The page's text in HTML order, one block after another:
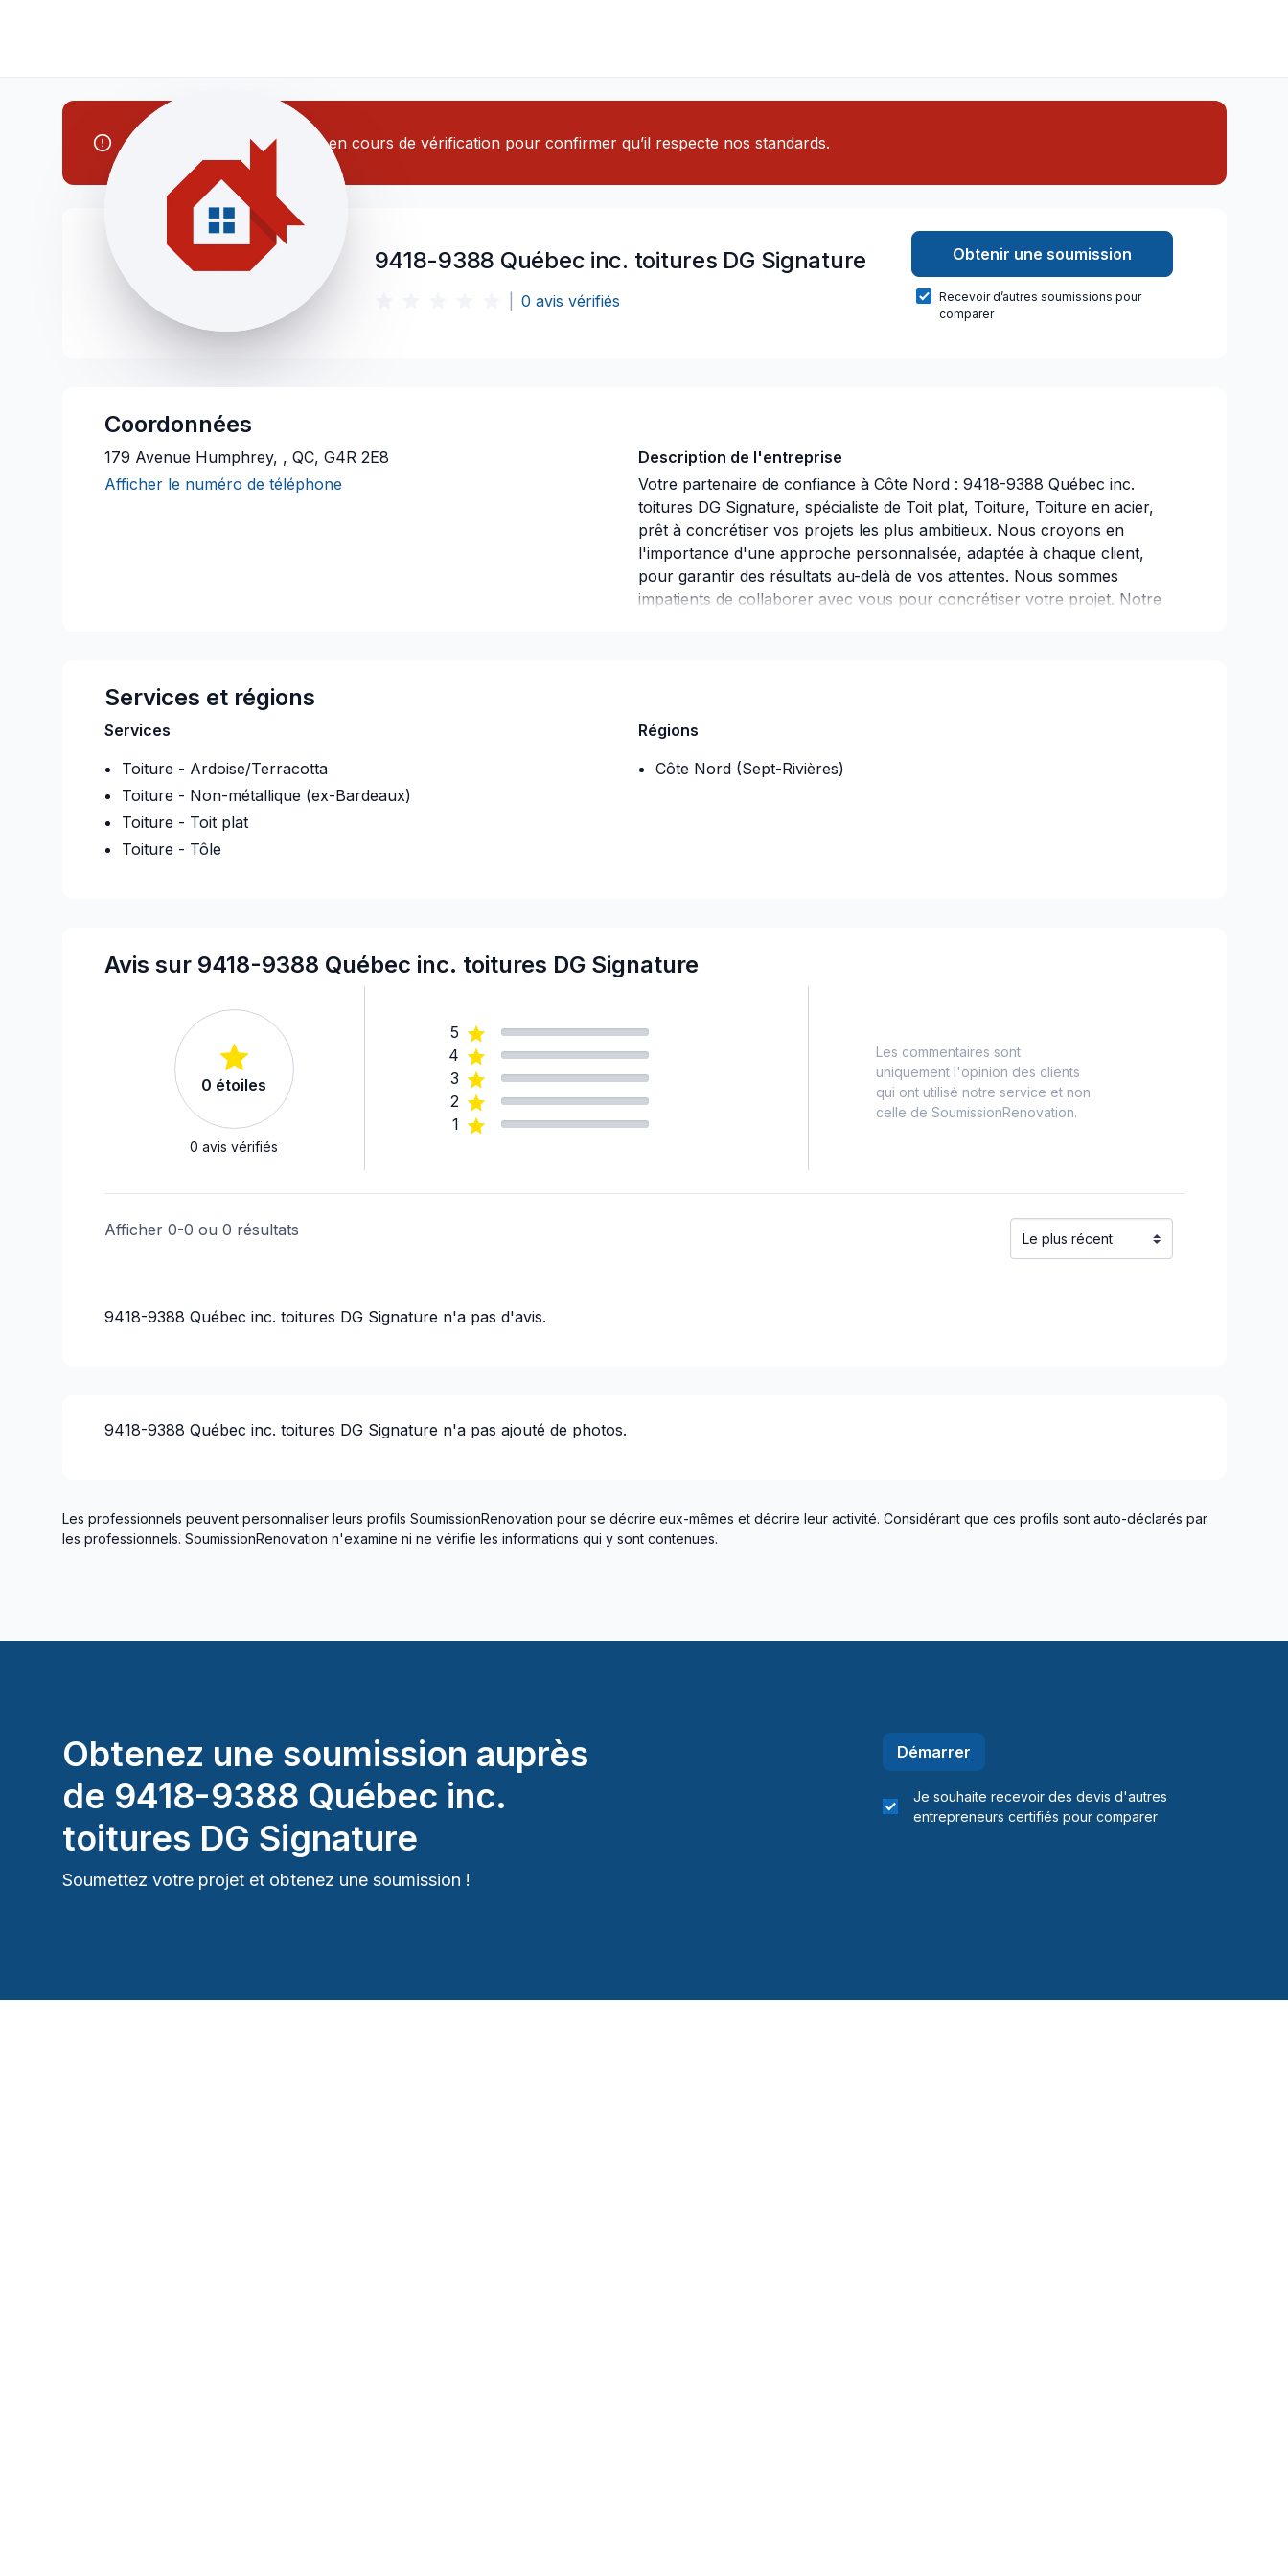
Note: Cet entrepreneur est en cours de vérification pour confirmer qu’il respecte nos standards.
9418-9388 Québec inc. toitures DG Signature
0 avis vérifiés
Obtenir une soumission
Recevoir d’autres soumissions pour
comparer
Coordonnées
179 Avenue Humphrey, , QC, G4R 2E8
Afficher le numéro de téléphone
Description de l'entreprise
Votre partenaire de confiance à Côte Nord : 9418-9388 Québec inc.
toitures DG Signature, spécialiste de Toit plat, Toiture, Toiture en acier,
prêt à concrétiser vos projets les plus ambitieux. Nous croyons en
l'importance d'une approche personnalisée, adaptée à chaque client,
pour garantir des résultats au-delà de vos attentes. Nous sommes
impatients de collaborer avec vous pour concrétiser votre projet. Notre
Services et régions
Services
Toiture - Ardoise/Terracotta
Toiture - Non-métallique (ex-Bardeaux)
Toiture - Toit plat
Toiture - Tôle
Régions
Côte Nord (Sept-Rivières)
Avis sur 9418-9388 Québec inc. toitures DG Signature
0 étoiles
0 avis vérifiés
5
4
3
2
1
Les commentaires sont
uniquement l'opinion des clients
qui ont utilisé notre service et non
celle de SoumissionRenovation.
Afficher 0-0 ou 0 résultats
9418-9388 Québec inc. toitures DG Signature n'a pas d'avis.
9418-9388 Québec inc. toitures DG Signature n'a pas ajouté de photos.
Les professionnels peuvent personnaliser leurs profils SoumissionRenovation pour se décrire eux-mêmes et décrire leur activité. Considérant que ces profils sont auto-déclarés par
les professionnels. SoumissionRenovation n'examine ni ne vérifie les informations qui y sont contenues.
Obtenez une soumission auprès
de 9418-9388 Québec inc.
toitures DG Signature
Soumettez votre projet et obtenez une soumission !
Démarrer
Je souhaite recevoir des devis d'autres
entrepreneurs certifiés pour comparer